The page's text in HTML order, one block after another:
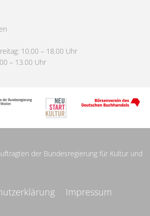
10.00 – 18.00 Uhr
– 13.00 Uhr
der Bundesregierung für Kultur und
Impressum